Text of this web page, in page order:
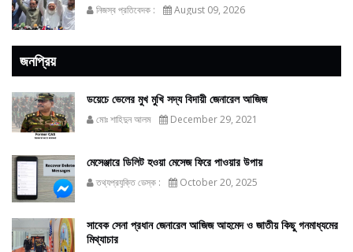
নিজস্ব প্রতিবেদক : August 09, 2026
জনপ্রিয়
ডয়েচে ভেলের মুখ মুখি সদ্য বিদায়ী জেনারেল আজিজ
মোঃ শাহিদুন আলম December 29, 2021
মেসেঞ্জারে ডিলিট হওয়া মেসেজ ফিরে পাওয়ার উপায়
তথ্যপ্রযুক্তি ডেস্ক : October 20, 2025
সাবেক সেনা প্রধান জেনারেল আজিজ আহমেদ ও জাতীয় কিছু গনমাধ্যমের
মিথ্যাচার